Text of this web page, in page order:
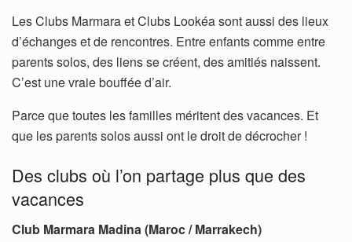
Les Clubs Marmara et Clubs Lookéa sont aussi des lieux
d’échanges et de rencontres. Entre enfants comme entre
parents solos, des liens se créent, des amitiés naissent.
C’est une vraie bouffée d’air.
Parce que toutes les familles méritent des vacances. Et
que les parents solos aussi ont le droit de décrocher !
Des clubs où l’on partage plus que des
vacances
Club Marmara Madina (Maroc / Marrakech)